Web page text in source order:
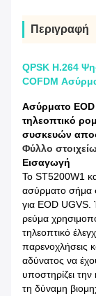
Περιγραφή
QPSK H.264
COFDM
Ασύρματο EOD
τηλεοπτικό
συσκευών
Φύλλο
Εισαγωγή
Το ST5200W1
ασύρματο σήμα
για EOD
ρεύμα
τηλεοπτικό
παρενοχλήσεις
αδύνατος να
υποστηρίζει
τη δύναμη